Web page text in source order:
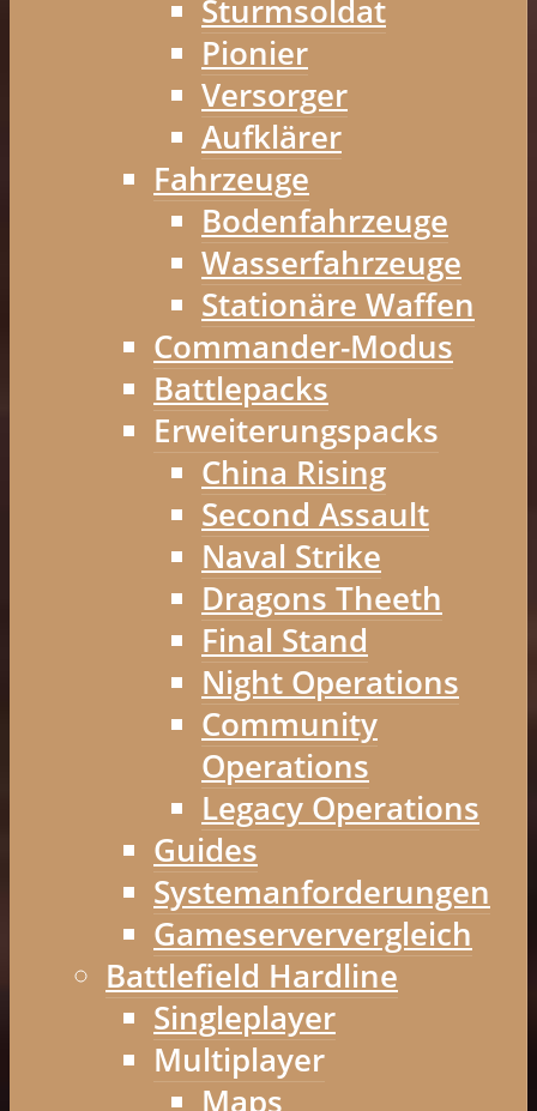
Sturmsoldat
Pionier
Versorger
Aufklärer
Fahrzeuge
Bodenfahrzeuge
Wasserfahrzeuge
Stationäre Waffen
Commander-Modus
Battlepacks
Erweiterungspacks
China Rising
Second Assault
Naval Strike
Dragons Theeth
Final Stand
Night Operations
Community
Operations
Legacy Operations
Guides
Systemanforderungen
Gameserververgleich
Battlefield Hardline
Singleplayer
Multiplayer
Maps